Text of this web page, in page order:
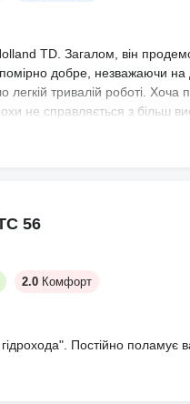
TD. Загалом, він
добре, незважаючи на
тривалій роботі. Хоча
не справляється з більш
незначні області для
56
2.0 Комфорт
Постійно поламує